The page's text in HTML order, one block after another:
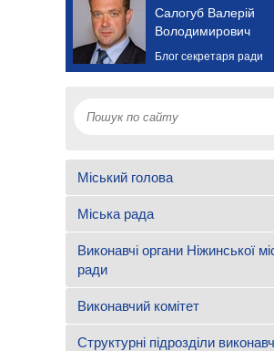
Салогуб Валерій
Володимирович
Блог секретаря ради
Міський голова
Міська рада
Виконавчі органи Ніжинської
ради
Виконавчий комітет
Структурні підрозділи